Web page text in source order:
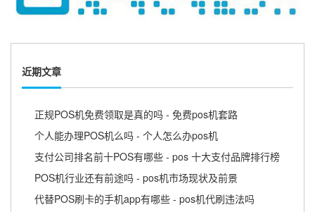
近期文章
正规POS机免费领取是真的吗 - 免费pos机套路
个人能办理POS机么吗 - 个人怎么办pos机
支付公司排名前十POS有哪些 - pos 十大支付品牌排行榜
POS机行业还有前途吗 - pos机市场现状及前景
代替POS刷卡的手机app有哪些 - pos机代刷违法吗